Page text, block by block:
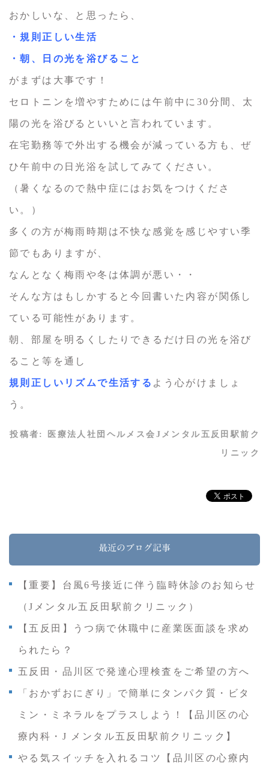
おかしいな、と思ったら、
・規則正しい生活
・朝、日の光を浴びること
がまずは大事です！
セロトニンを増やすためには午前中に30分間、太
陽の光を浴びるといいと言われています。
在宅勤務等で外出する機会が減っている方も、ぜ
ひ午前中の日光浴を試してみてください。
（暑くなるので熱中症にはお気をつけくださ
い。）
多くの方が梅雨時期は不快な感覚を感じやすい季
節でもありますが、
なんとなく梅雨や冬は体調が悪い・・
そんな方はもしかすると今回書いた内容が関係し
ている可能性があります。
朝、部屋を明るくしたりできるだけ日の光を浴び
ること等を通し
規則正しいリズムで生活する よう心がけましょ
う。
投稿者: 医療法人社団ヘルメス会Jメンタル五反田駅前ク
リニック
最近のブログ記事
【重要】台風6号接近に伴う臨時休診のお知らせ
（Jメンタル五反田駅前クリニック）
【五反田】うつ病で休職中に産業医面談を求め
られたら？
五反田・品川区で発達心理検査をご希望の方へ
「おかずおにぎり」で簡単にタンパク質・ビタ
ミン・ミネラルをプラスしよう！【品川区の心
療内科・J メンタル五反田駅前クリニック】
やる気スイッチを入れるコツ【品川区の心療内